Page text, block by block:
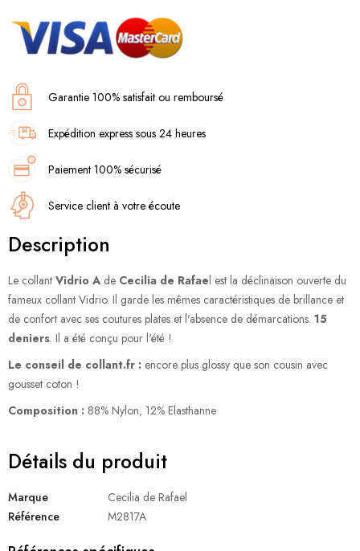
Garantie 100% satisfait ou remboursé
Expédition express sous 24 heures
Paiement 100% sécurisé
Service client à votre écoute
Description
Le collant Vidrio A de Cecilia de Rafael est la déclinaison ouverte du
fameux collant Vidrio. Il garde les mêmes caractéristiques de brillance et
de confort avec ses coutures plates et l'absence de démarcations. 15
deniers. Il a été conçu pour l'été !
Le conseil de collant.fr : encore plus glossy que son cousin avec
gousset coton !
Composition : 88% Nylon, 12% Elasthanne
Détails du produit
Marque
Cecilia de Rafael
Référence
M2817A